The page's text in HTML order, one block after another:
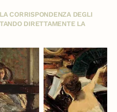
CORRISPONDENZA DEGLI
DIRETTAMENTE LA